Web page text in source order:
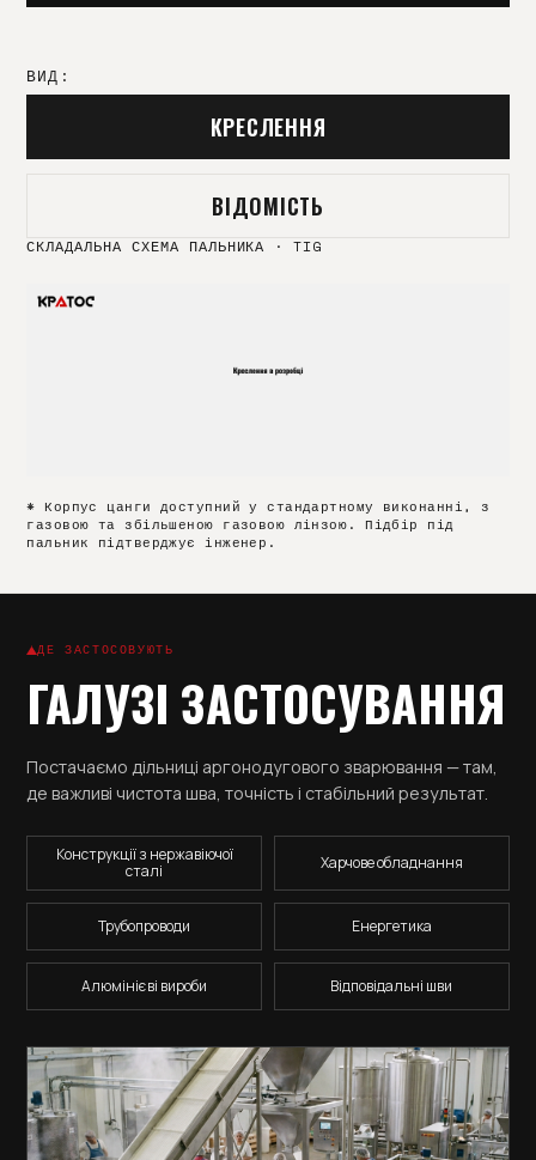
ВИД:
КРЕСЛЕННЯ
ВІДОМІСТЬ
СКЛАДАЛЬНА СХЕМА ПАЛЬНИКА ·TIG
* Корпус цанги доступний у стандартному виконанні, з
газовою та збільшеною газовою лінзою. Підбір під
пальник підтверджує інженер.
ДЕ ЗАСТОСОВУЮТЬ
ГАЛУЗІ ЗАСТОСУВАННЯ
Постачаємо дільниці аргонодугового зварювання — там,
де важливі чистота шва, точність і стабільний результат.
Конструкції з нержавіючої
сталі
Харчове обладнання
Трубопроводи Енергетика
Алюмінієві вироби Відповідальні шви